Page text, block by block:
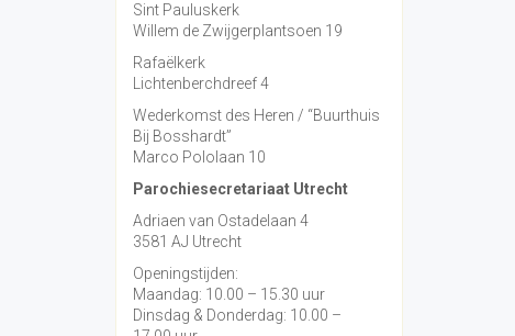
Sint Pauluskerk
Willem de Zwijgerplantsoen 19
Rafaëlkerk
Lichtenberchdreef 4
Wederkomst des Heren / “Buurthuis
Bij Bosshardt”
Marco Pololaan 10
Parochiesecretariaat Utrecht
Adriaen van Ostadelaan 4
3581 AJ Utrecht
Openingstijden:
Maandag: 10.00 – 15.30 uur
Dinsdag & Donderdag: 10.00 –